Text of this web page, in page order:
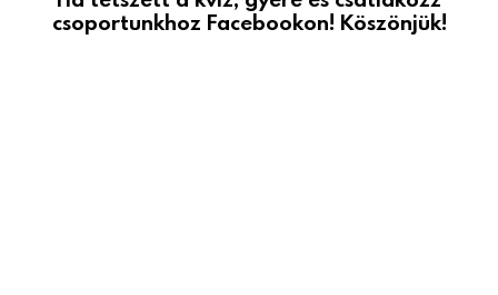
csoportunkhoz Facebookon! Köszönjük!